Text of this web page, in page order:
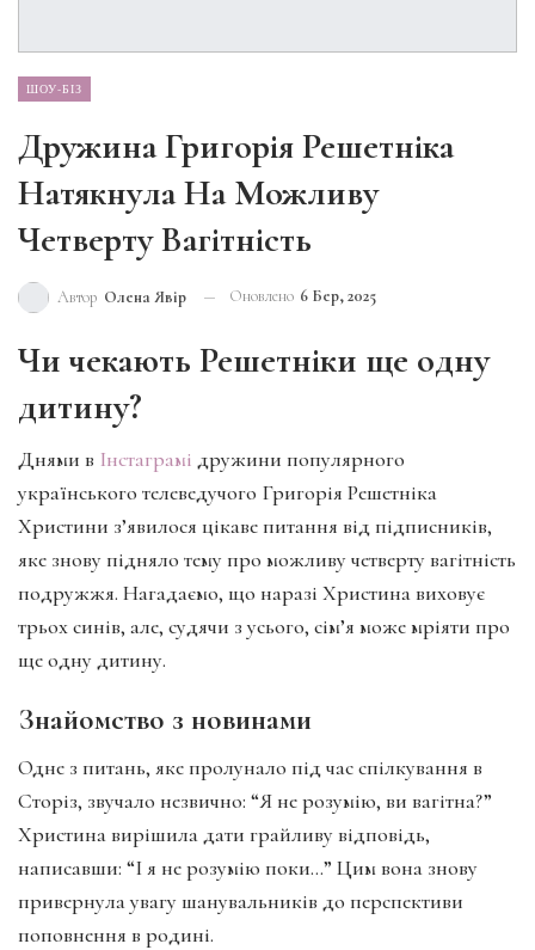
ШОУ-БІЗ
Дружина Григорія Решетніка
Натякнула На Можливу
Четверту Вагітність
Автор Олена Явір Оновлено 6 Бер, 2025
Чи чекають Решетніки ще одну
дитину?
Днями в Інстаграмі дружини популярного
українського телеведучого Григорія Решетніка
Христини з’явилося цікаве питання від підписників,
яке знову підняло тему про можливу четверту вагітність
подружжя. Нагадаємо, що наразі Христина виховує
трьох синів, але, судячи з усього, сім’я може мріяти про
ще одну дитину.
Знайомство з новинами
Одне з питань, яке пролунало під час спілкування в
Сторіз, звучало незвично: “Я не розумію, ви вагітна?”
Христина вирішила дати грайливу відповідь,
написавши: “І я не розумію поки…” Цим вона знову
привернула увагу шанувальників до перспективи
поповнення в родині.